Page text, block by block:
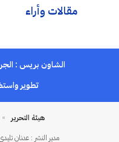
مقالات وأراء
الشاون بريس :
تطوير
مدير النشر : عدنان
هيئة التحرير